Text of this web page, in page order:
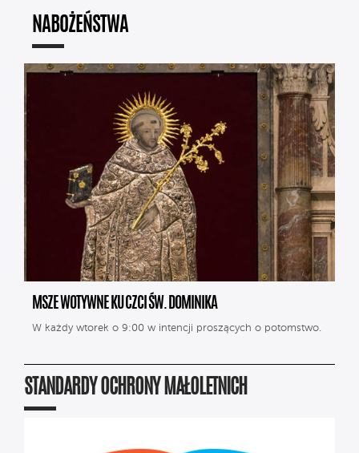
NABOŻEŃSTWA
MSZE WOTYWNE KU CZCI ŚW. DOMINIKA
W każdy wtorek o 9:00 w intencji proszących o potomstwo.
STANDARDY OCHRONY MAŁOLETNICH